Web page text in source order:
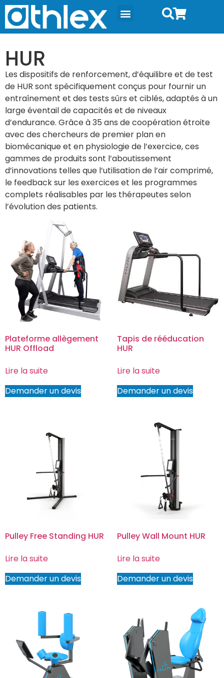
HUR
Les dispositifs de renforcement, d’équilibre et de test
de HUR sont spécifiquement conçus pour fournir un
entraînement et des tests sûrs et ciblés, adaptés à un
large éventail de capacités et de niveaux
d’endurance. Grâce à 35 ans de coopération étroite
avec des chercheurs de premier plan en
biomécanique et en physiologie de l’exercice, ces
gammes de produits sont l’aboutissement
d’innovations telles que l’utilisation de l’air comprimé,
le feedback sur les exercices et les programmes
complets réalisables par les thérapeutes selon
l’évolution des patients.
Plateforme allègement
HUR Offload
Lire la suite
Demander un devis
Tapis de rééducation
HUR
Lire la suite
Demander un devis
Pulley Free Standing HUR
Lire la suite
Demander un devis
Pulley Wall Mount HUR
Lire la suite
Demander un devis